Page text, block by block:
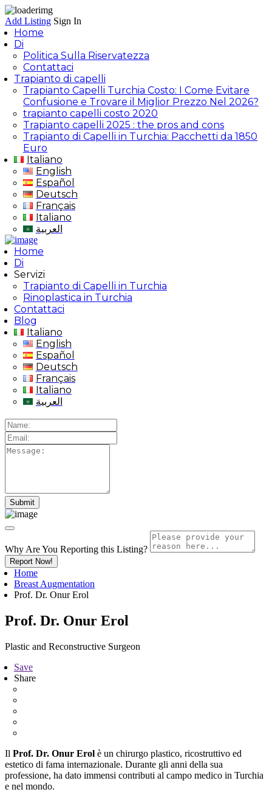
Add Listing Sign In
Home
Di
Politica Sulla Riservatezza
Contattaci
Trapianto di capelli
Trapianto Capelli Turchia Costo: I Come Evitare
Confusione e Trovare il Miglior Prezzo Nel 2026?
trapianto capelli costo 2020
Trapianto capelli 2025 : the pros and cons
Trapianto di Capelli in Turchia: Pacchetti da 1850
Euro
Italiano
English
Español
Deutsch
Français
Italiano
العربية
Home
Di
Servizi
Trapianto di Capelli in Turchia
Rinoplastica in Turchia
Contattaci
Blog
Italiano
English
Español
Deutsch
Français
Italiano
العربية
Why Are You Reporting this Listing?
Report Now!
Home
Breast Augmentation
Prof. Dr. Onur Erol
Prof. Dr. Onur Erol
Plastic and Reconstructive Surgeon
Save
Share
Il Prof. Dr. Onur Erol è un chirurgo plastico, ricostruttivo ed
estetico di fama internazionale. Durante gli anni della sua
professione, ha dato immensi contributi al campo medico in Turchia
e nel mondo.